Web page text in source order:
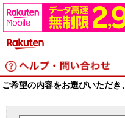
ご希望の内容をお選びいただき